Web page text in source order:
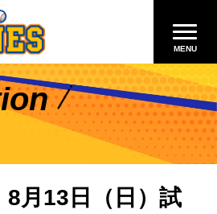
8月13日（日）試